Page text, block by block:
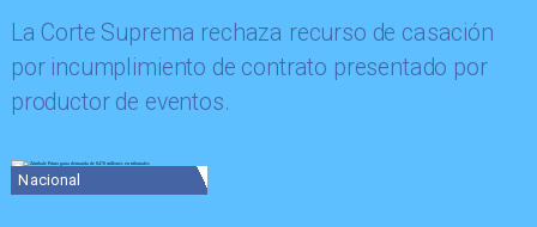
La Corte Suprema rechaza recurso de casación
por incumplimiento de contrato presentado por
productor de eventos.
Nacional